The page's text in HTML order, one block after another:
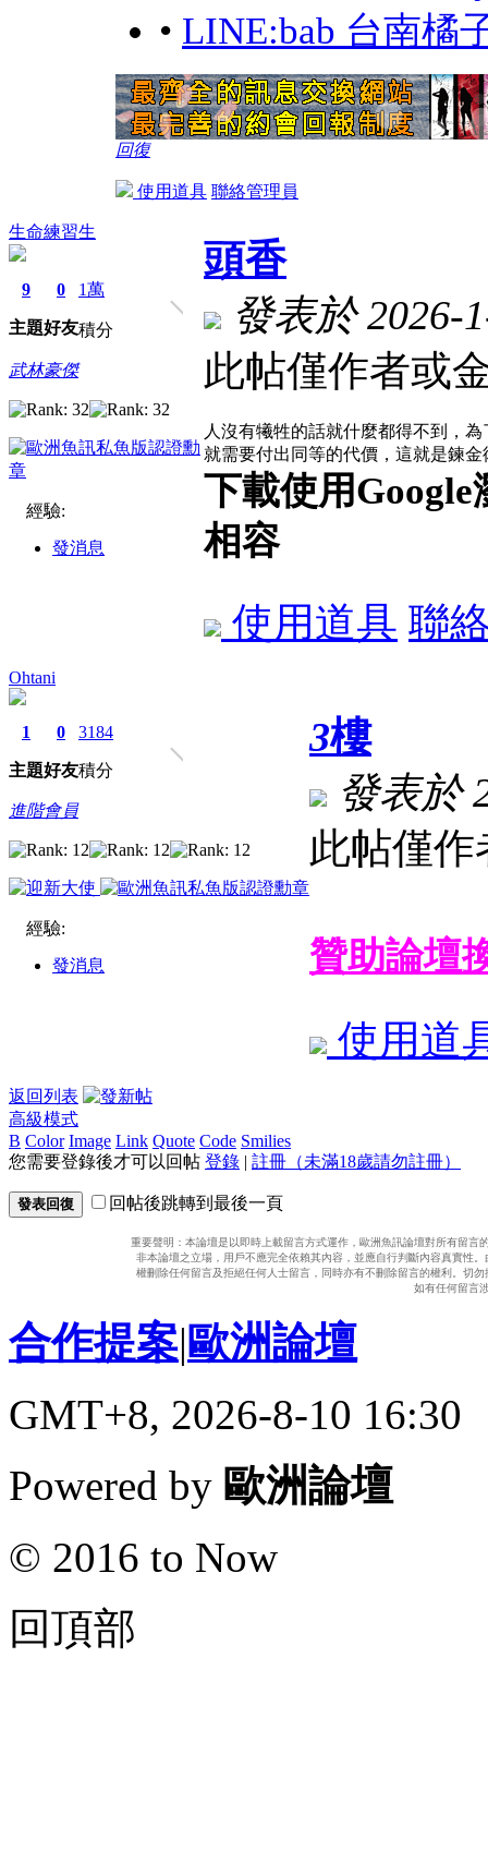
• LINE:bab 台南橘
回復
使用道具 聯絡管理員
生命練習生
9
主題
0
好友
1萬
積分
武林豪傑
經驗:
發消息
頭香
發表於 2026-
此帖僅作者或
人沒有犧牲的話就什麼都得不到，
就需要付出同等的代價，這就是鍊
下載使用
相容
使用道具 聯
Ohtani
1
主題
0
好友
3184
積分
進階會員
經驗:
發消息
3樓
發表於
此帖僅
贊助論壇
使用道
返回列表
高級模式
B Color Image Link Quote Code Smilies
您需要登錄後才可以回帖 登錄 | 註冊（未滿18歲請勿註冊）
發表回復 回帖後跳轉到最後一頁
重要聲明：本論壇是以即時上載留言方式運作，歐洲魚訊論壇對所有留
非本論壇之立場，用戶不應完全依賴其內容，並應自行判斷內容真實性
權刪除任何留言及拒絕任何人士留言，同時亦有不刪除留言的權利。切
如有任何留言
合作提案|歐洲論壇
GMT+8, 2026-8-10 16:30
Powered by 歐洲論壇
© 2016 to Now
回頂部